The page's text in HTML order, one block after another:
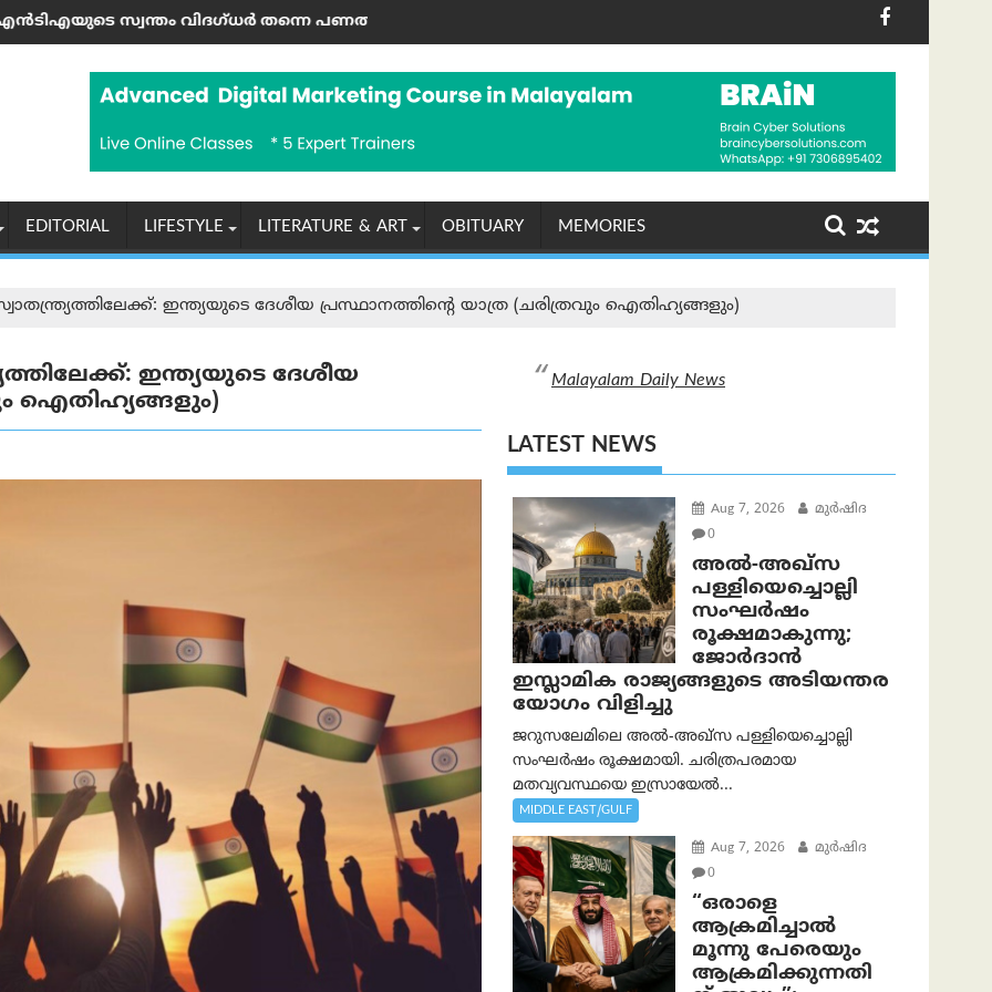
അറേബ്യയും പാക്കിസ്താനും പുതിയ സഖ്യം രൂപീകരിച്ചു
തന്നെ പണത്തിനു വേണ്ടി നീറ്റ്-യു‌ജി പേപ്പർ ചോർത്തി; കോടതിയില്‍ സിബിഐ കുറ്റപത്രം സമര്‍പ്പിച്ചു
യുപിഐ ഇടപാടുകൾക്ക് ബാങ്കുകൾക്ക് ചാർജ് ഈടാക്കാൻ അനുവദിക്കുന്ന ബിൽ ലോക്‌സഭ
ടിസിഎസ് മതപരിവർത്തന കേസിൽ
EDITORIAL LIFESTYLE LITERATURE & ART OBITUARY MEMORIES
ഇന്ത്യയുടെ ദേശീയ പ്രസ്ഥാനത്തിന്റെ യാത്ര (ചരിത്രവും ഐതിഹ്യങ്ങളും)
ഇന്ത്യയുടെ ദേശീയ
ഐതിഹ്യങ്ങളും)
Malayalam Daily News
LATEST NEWS
Aug 7, 2026
മുര്‍ഷിദ
0
അൽ-അഖ്‌സ
പള്ളിയെച്ചൊല്ലി
സംഘർഷം
രൂക്ഷമാകുന്നു;
ജോർദാൻ
ഇസ്ലാമിക രാജ്യങ്ങളുടെ അടിയന്തര
യോഗം വിളിച്ചു
ജറുസലേമിലെ അൽ-അഖ്‌സ പള്ളിയെച്ചൊല്ലി
സംഘർഷം രൂക്ഷമായി. ചരിത്രപരമായ
മതവ്യവസ്ഥയെ ഇസ്രായേൽ...
MIDDLE EAST/GULF
Aug 7, 2026
മുര്‍ഷിദ
0
“ഒരാളെ
ആക്രമിച്ചാല്‍
മൂന്നു പേരെയും
ആക്രമിക്കുന്നതി